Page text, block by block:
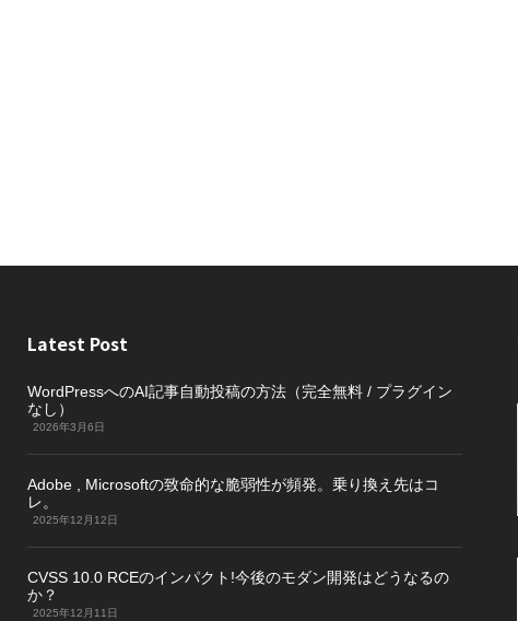
Latest Post
WordPressへのAI記事自動投稿の方法（完全無料 / プラグイン
なし）
2026年3月6日
Adobe , Microsoftの致命的な脆弱性が頻発。乗り換え先はコ
レ。
2025年12月12日
CVSS 10.0 RCEのインパクト!今後のモダン開発はどうなるの
か？
2025年12月11日